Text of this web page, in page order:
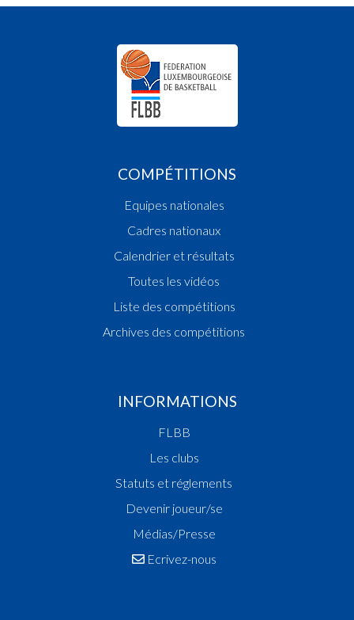
COMPÉTITIONS
Equipes nationales
Cadres nationaux
Calendrier et résultats
Toutes les vidéos
Liste des compétitions
Archives des compétitions
INFORMATIONS
FLBB
Les clubs
Statuts et réglements
Devenir joueur/se
Médias/Presse
Ecrivez-nous